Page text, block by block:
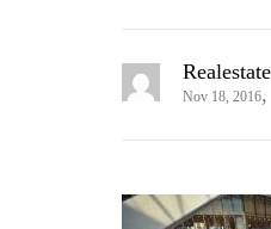
Nov 18, 2016,